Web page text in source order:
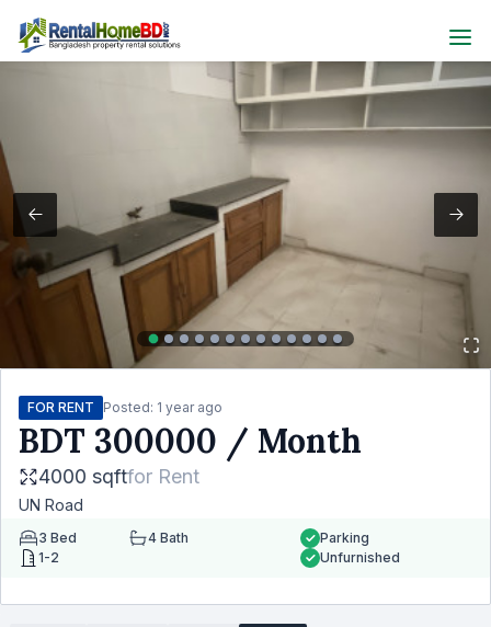
FOR RENT Posted: 1 year ago
BDT 300000 / Month
4000 sqftfor Rent
UN Road
3 Bed 4 Bath
1-2
Parking
Unfurnished